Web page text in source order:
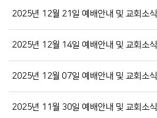
2025년 12월 21일 예배안내 및 교회소식
2025년 12월 14일 예배안내 및 교회소식
2025년 12월 07일 예배안내 및 교회소식
2025년 11월 30일 예배안내 및 교회소식